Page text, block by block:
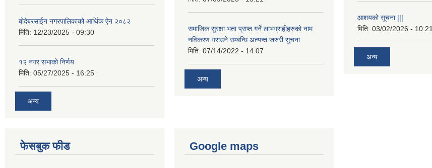
बोदेबरसाईन नगरपालिकाको आर्थिक ऐन २०८२
मिति: 12/23/2025 - 09:30
१२ नगर सभाको निर्णय
मिति: 05/27/2025 - 16:25
अन्य
समाजिक सुरक्षा भता प्राप्त गर्ने लाभग्राहीहरुको नाम
नविकरण गराउने सम्बन्धि अत्यन्त जरुरी सुचना
मिति: 07/14/2022 - 14:07
अन्य
आशयको सूचना |||
मिति: 03/02/2026 - 10:21
अन्य
फेसबुक फीड Google maps